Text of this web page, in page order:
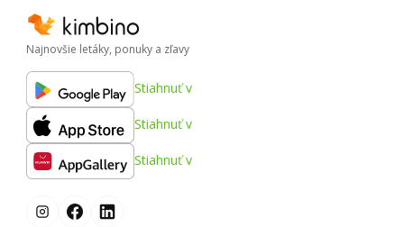
Najnovšie letáky, ponuky a zľavy
Stiahnuť v
Stiahnuť v
Stiahnuť v